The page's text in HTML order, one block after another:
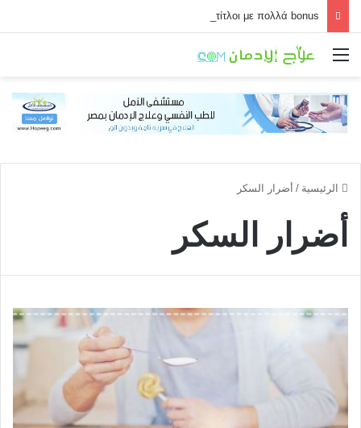
Τα must-try τίτλοι με πολλά bonus
القائمة
الرئيسية / أضرار السكر
أضرار السكر